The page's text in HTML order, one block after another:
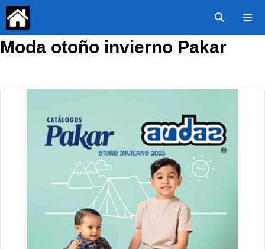
Saltar
contenido
Moda otoño invierno Pakar